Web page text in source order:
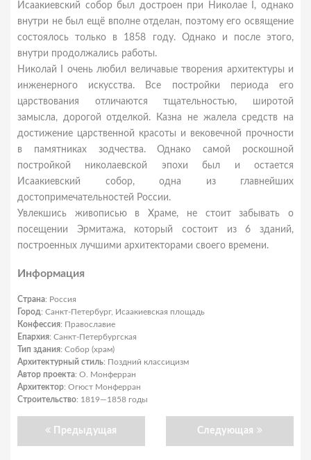
Исаакиевский собор был достроен при Николае I, однако
внутри не был ещё вполне отделан, поэтому его освящение
состоялось только в 1858 году. Однако и после этого,
внутри продолжались работы.
Николай I очень любил величавые творения архитектуры и
инженерного искусства. Все постройки периода его
царствования отличаются тщательностью, широтой
замысла, дорогой отделкой. Казна не жалела средств на
достижение царственной красоты и вековечной прочности
в памятниках зодчества. Однако самой роскошной
постройкой николаевской эпохи был и остается
Исаакиевский собор, одна из главнейших
достопримечательностей России.
Увлекшись живописью в Храме, не стоит забывать о
посещении Эрмитажа, который состоит из 6 зданий,
построенных лучшими архитекторами своего времени.
Информация
Страна: Россия
Город: Санкт-Петербург, Исаакиевская площадь
Конфессия: Православие
Епархия: Санкт-Петербургская
Тип здания: Собор (храм)
Архитектурный стиль: Поздний классицизм
Автор проекта: О. Монферран
Архитектор: Огюст Монферран
Строительство: 1819—1858 годы
Предыдущая Следующая